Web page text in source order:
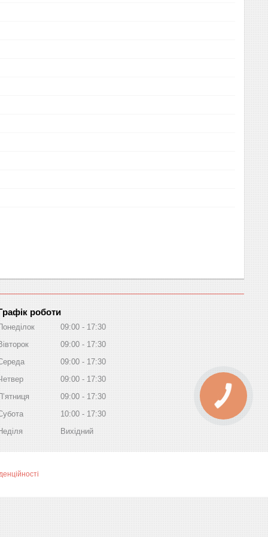
роботи
09:00
17:30
09:00
17:30
09:00
17:30
09:00
17:30
09:00
17:30
10:00
17:30
Вихідний